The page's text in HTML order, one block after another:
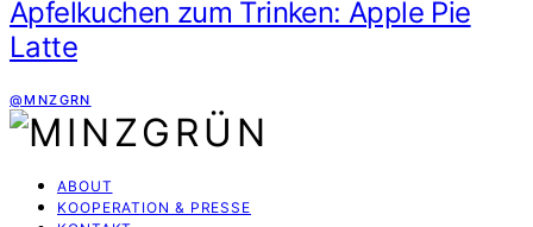
Apfelkuchen zum Trinken: Apple Pie
Latte
@MNZGRN
ABOUT
KOOPERATION & PRESSE